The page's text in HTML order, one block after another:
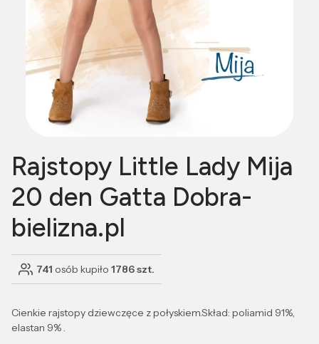
Rajstopy Little Lady Mija
20 den Gatta Dobra-
bielizna.pl
741 osób kupiło 1786 szt.
Cienkie rajstopy dziewczęce z połyskiem.Skład: poliamid 91%,
elastan 9% .